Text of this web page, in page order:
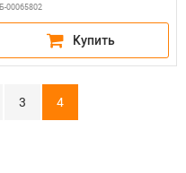
00065802
3 4